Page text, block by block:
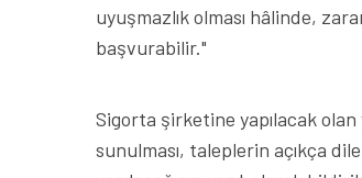
uyuşmazlık olması hâlinde,
başvurabilir."
Sigorta şirketine yapılacak
sunulması, taleplerin açıkça